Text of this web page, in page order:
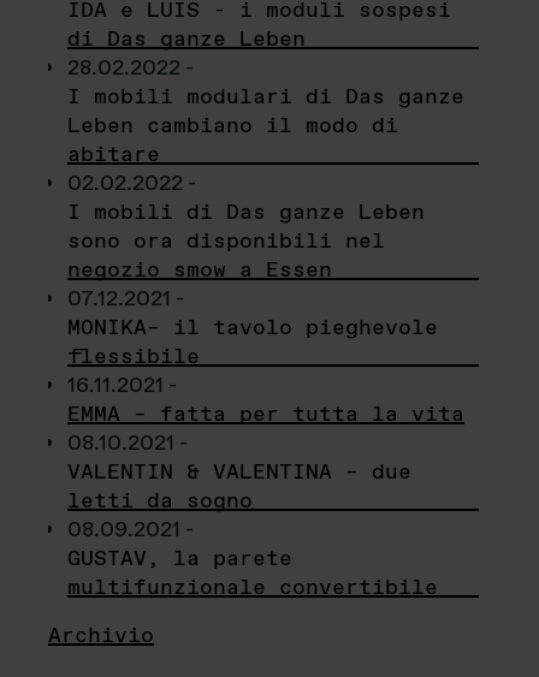
IDA e LUIS - i moduli sospesi
di Das ganze Leben
28.02.2022 -
I mobili modulari di Das ganze
Leben cambiano il modo di
abitare
02.02.2022 -
I mobili di Das ganze Leben
sono ora disponibili nel
negozio smow a Essen
07.12.2021 -
MONIKA– il tavolo pieghevole
flessibile
16.11.2021 -
EMMA – fatta per tutta la vita
08.10.2021 -
VALENTIN & VALENTINA – due
letti da sogno
08.09.2021 -
GUSTAV, la parete
multifunzionale convertibile
Archivio